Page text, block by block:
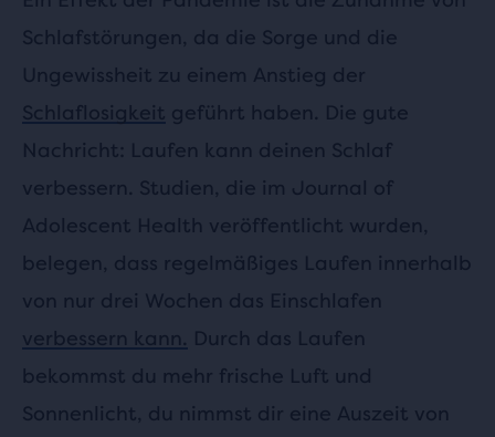
Schlafstörungen, da die Sorge und die
Ungewissheit zu einem Anstieg der
Schlaflosigkeit geführt haben. Die gute
Nachricht: Laufen kann deinen Schlaf
verbessern. Studien, die im Journal of
Adolescent Health veröffentlicht wurden,
belegen, dass regelmäßiges Laufen innerhalb
von nur drei Wochen das Einschlafen
verbessern kann. Durch das Laufen
bekommst du mehr frische Luft und
Sonnenlicht, du nimmst dir eine Auszeit von